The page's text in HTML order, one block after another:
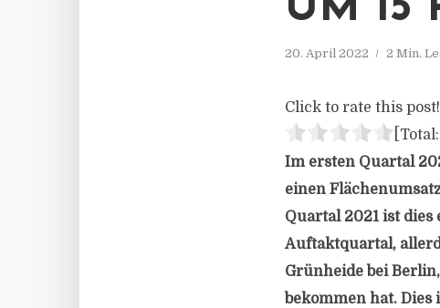
UM 15
20. April 2022 2 Min.
Click to rate this post!
[Total:
Im ersten Quartal
einen
Quartal 2021 ist dies
Auftaktquartal,
Grünheide bei
bekommen hat. Dies